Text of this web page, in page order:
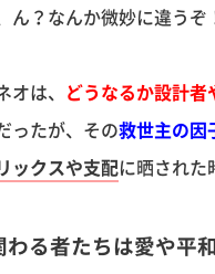
ん？なんか微妙に違う
は、 どうなるか設計
ったが、その救世主の因
ックスや支配に晒された
わる者たちは愛や平